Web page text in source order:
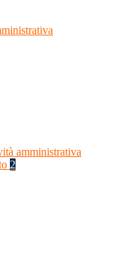
amministrativa
2